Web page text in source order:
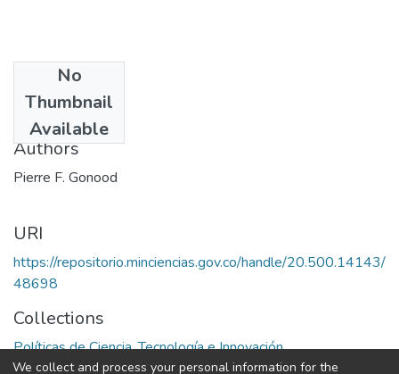
No
Thumbnail
Available
1972
Authors
Pierre F. Gonood
URI
https://repositorio.minciencias.gov.co/handle/20.500.14143/
48698
Collections
Políticas de Ciencia, Tecnología e Innovación
We collect and process your personal information for the